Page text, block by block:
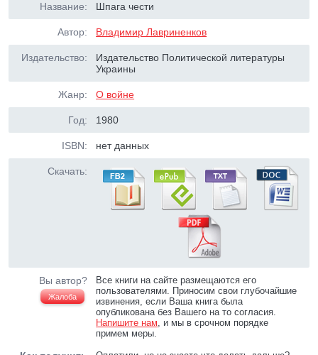
Название: Шпага чести
Автор: Владимир Лавриненков
Издательство:
Издательство Политической литературы
Украины
Жанр: О войне
Год: 1980
ISBN: нет данных
Скачать:
Вы автор?
Жалоба
Все книги на сайте размещаются его
пользователями. Приносим свои глубочайшие
извинения, если Ваша книга была
опубликована без Вашего на то согласия.
Напишите нам, и мы в срочном порядке
примем меры.